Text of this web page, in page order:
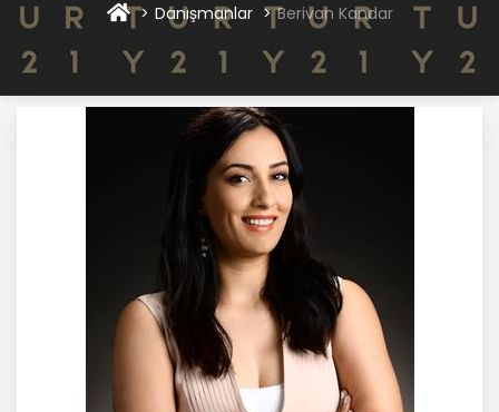
Danışmanlar Berivan Kandar